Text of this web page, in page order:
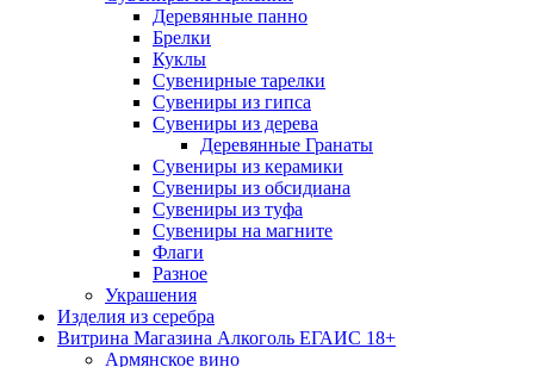
Деревянные панно
Брелки
Куклы
Сувенирные тарелки
Сувениры из гипса
Сувениры из дерева
Деревянные Гранаты
Сувениры из керамики
Сувениры из обсидиана
Сувениры из туфа
Сувениры на магните
Флаги
Разное
Украшения
Изделия из серебра
Витрина Магазина Алкоголь ЕГАИС 18+
Армянское вино